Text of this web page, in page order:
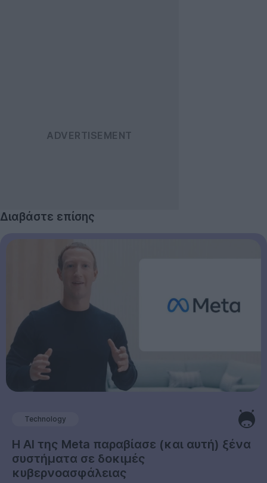
Διαβάστε επίσης
Technology
Η AI της Meta παραβίασε (και αυτή) ξένα
συστήματα σε δοκιμές
κυβερνοασφάλειας